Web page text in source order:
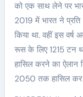
को एक साथ लेने पर
2019 में भारत ने प्रति
किया था. वहीं इस
रूस के लिए 1215 टन
हासिल करने का ऐलान
2050 तक हासिल कर